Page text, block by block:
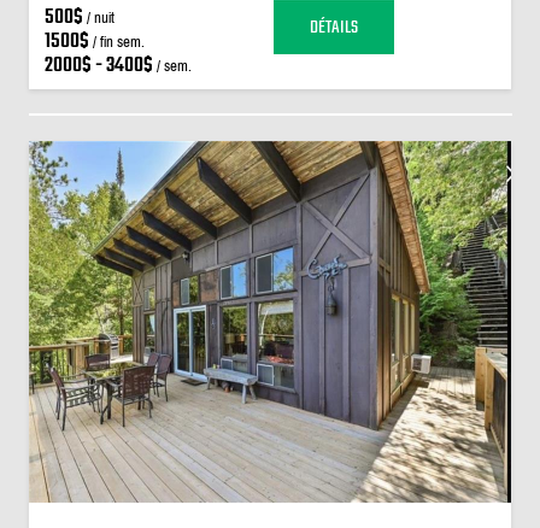
500$ / nuit
1500$ / fin sem.
2000$ - 3400$ / sem.
DÉTAILS